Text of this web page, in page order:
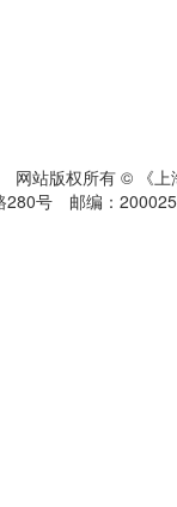
网站版权所有 © 《
280号 邮编：